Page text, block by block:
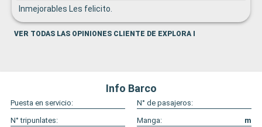
Inmejorables Les felicito.
VER TODAS LAS OPINIONES CLIENTE DE EXPLORA I
Info Barco
Puesta en servicio:
N° de pasajeros:
N° tripunlates:
Manga:
m